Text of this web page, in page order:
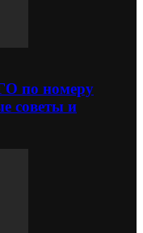
по номеру
советы и